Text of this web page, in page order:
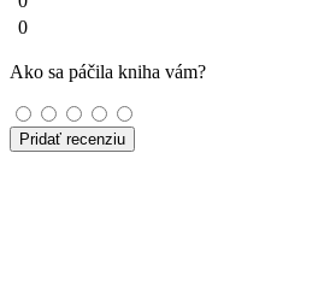
0
Ako sa páčila kniha vám?
Pridať recenziu